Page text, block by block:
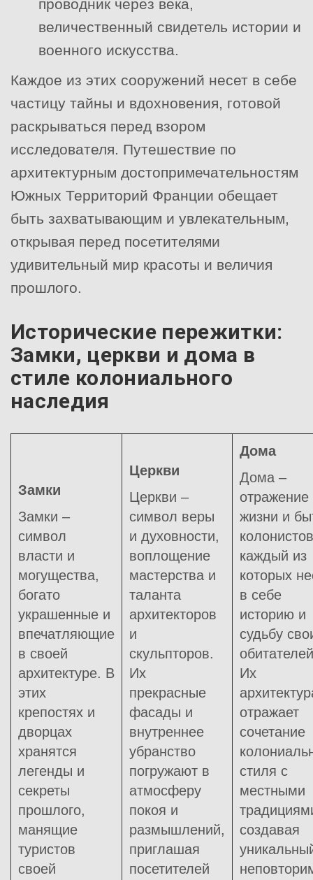
проводник через века,
величественный свидетель истории и
военного искусства.
Каждое из этих сооружений несет в себе
частицу тайны и вдохновения, готовой
раскрываться перед взором
исследователя. Путешествие по
архитектурным достопримечательностям
Южных Территорий Франции обещает
быть захватывающим и увлекательным,
открывая перед посетителями
удивительный мир красоты и величия
прошлого.
Исторические пережитки:
Замки, церкви и дома в
стиле колониального
наследия
Замки
Замки –
символ
власти и
могущества,
богато
украшенные и
впечатляющие
в своей
архитектуре. В
этих
крепостях и
дворцах
хранятся
легенды и
секреты
прошлого,
манящие
туристов
своей
Церкви
Церкви –
символ веры
и духовности,
воплощение
мастерства и
таланта
архитекторов
и
скульпторов.
Их
прекрасные
фасады и
внутреннее
убранство
погружают в
атмосферу
покоя и
размышлений,
приглашая
посетителей
Дома
Дома –
отражение
жизни и
каждый из
которых
в себе
историю и
судьбу
Их
отражает
сочетание
стиля с
местными
создавая